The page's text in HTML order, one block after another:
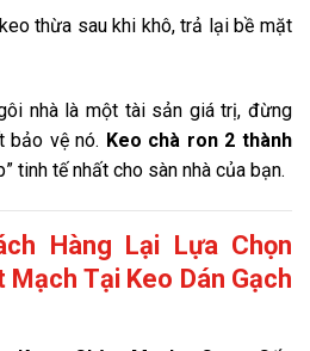
thừa sau khi khô, trả lại bề mặt
nhà là một tài sản giá trị, đừng
bảo vệ nó. Keo chà ron 2 thành
tinh tế nhất cho sàn nhà của bạn.
Hàng Lại Lựa Chọn
Mạch Tại Keo Dán Gạch